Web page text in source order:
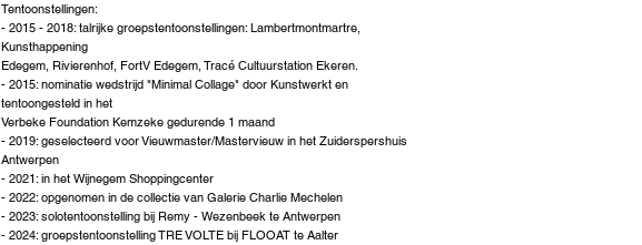
Tentoonstellingen:
- 2015 - 2018: talrijke groepstentoonstellingen: Lambertmontmartre,
Kunsthappening
Edegem, Rivierenhof, FortV Edegem, Tracé Cultuurstation Ekeren.
- 2015: nominatie wedstrijd "Minimal Collage" door Kunstwerkt en
tentoongesteld in het
Verbeke Foundation Kemzeke gedurende 1 maand
- 2019: geselecteerd voor Vieuwmaster/Mastervieuw in het Zuiderspershuis
Antwerpen
- 2021: in het Wijnegem Shoppingcenter
- 2022: opgenomen in de collectie van Galerie Charlie Mechelen
- 2023: solotentoonstelling bij Remy - Wezenbeek te Antwerpen
- 2024: groepstentoonstelling TRE VOLTE bij FLOOAT te Aalter